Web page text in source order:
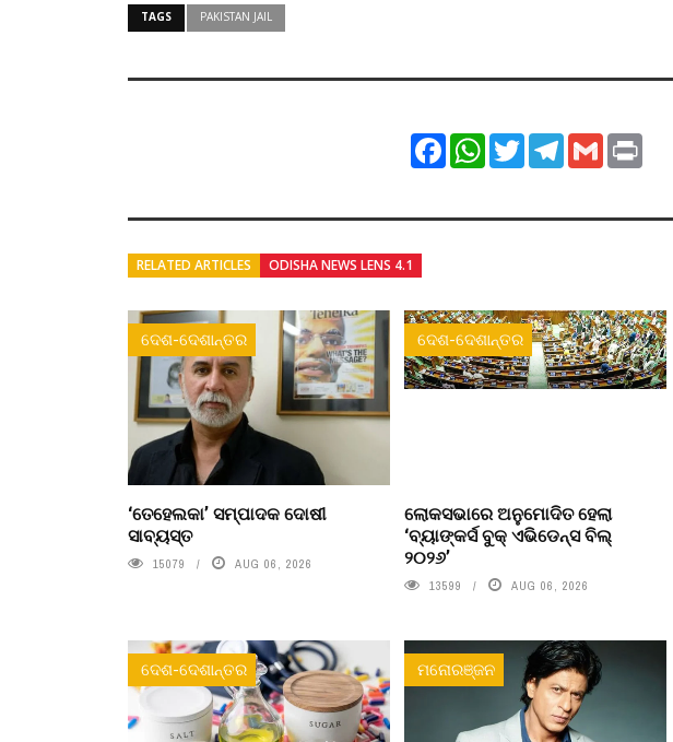
TAGS PAKISTAN JAIL
FacebookWhatsApp
TwitterTelegram
Gmail
RELATED ARTICLES ODISHA NEWS LENS 4.1
ଦେଶ-ଦେଶାନ୍ତର
‘ତେହେଲକା’ ସମ୍ପାଦକ ଦୋଷୀ
ସାବ୍ୟସ୍ତ
15079 AUG 06, 2026
ଦେଶ-ଦେଶାନ୍ତର
ଲୋକସଭାରେ ଅନୁମୋଦିତ ହେଲା
‘ବ୍ୟାଙ୍କର୍ସ ବୁକ୍ ଏଭିଡେନ୍ସ ବିଲ୍
୨୦୨୬’
13599 AUG 06, 2026
ଦେଶ-ଦେଶାନ୍ତର ମନୋରଞ୍ଜନ